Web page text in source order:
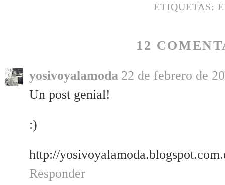
ETIQUETAS:
12
yosivoyalamoda 22 de febrero de
Un post genial!
:)
http://
Responder